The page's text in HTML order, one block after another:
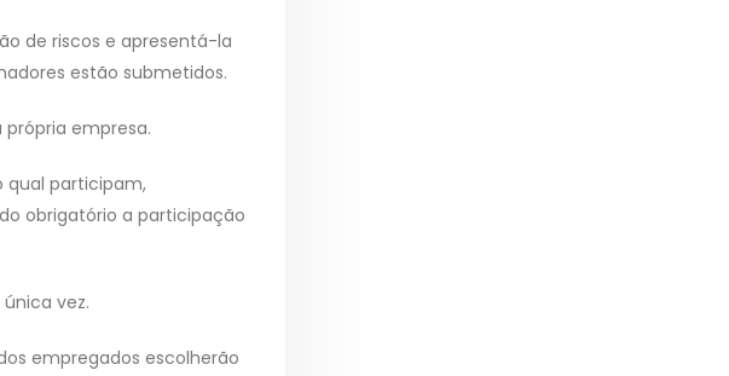
de riscos e apresentá-la
estão submetidos.
empresa.
qual participam,
obrigatório a participação
vez.
empregados escolherão